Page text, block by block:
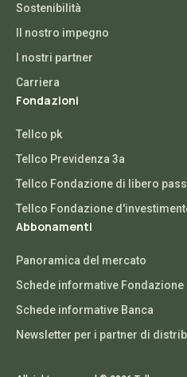
Sostenibilità
Il nostro impegno
I nostri partner
Carriera
Fondazioni
Tellco pk
Tellco Previdenza 3a
Tellco Fondazione di libero
Tellco Fondazione
Abbonamenti
Panoramica del mercato
Schede informative
Schede informative Banca
Newsletter per i partner di